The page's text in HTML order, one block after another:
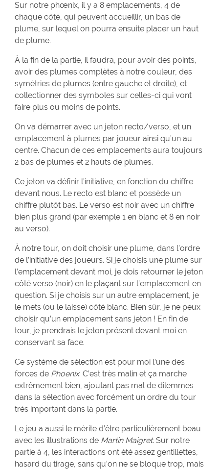
Sur notre phœnix, il y a 8 emplacements, 4 de
chaque côté, qui peuvent accueillir, un bas de
plume, sur lequel on pourra ensuite placer un haut
de plume.
À la fin de la partie, il faudra, pour avoir des points,
avoir des plumes complètes à notre couleur, des
symétries de plumes (entre gauche et droite), et
collectionner des symboles sur celles-ci qui vont
faire plus ou moins de points.
On va démarrer avec un jeton recto/verso, et un
emplacement à plumes par joueur ainsi qu’un au
centre. Chacun de ces emplacements aura toujours
2 bas de plumes et 2 hauts de plumes.
Ce jeton va définir l’initiative, en fonction du chiffre
devant nous. Le recto est blanc et possède un
chiffre plutôt bas. Le verso est noir avec un chiffre
bien plus grand (par exemple 1 en blanc et 8 en noir
au verso).
À notre tour, on doit choisir une plume, dans l’ordre
de l’initiative des joueurs. Si je choisis une plume sur
l’emplacement devant moi, je dois retourner le jeton
côté verso (noir) en le plaçant sur l’emplacement en
question. Si je choisis sur un autre emplacement, je
le mets (ou le laisse) côté blanc. Bien sûr, je ne peux
choisir qu’un emplacement sans jeton ! En fin de
tour, je prendrais le jeton présent devant moi en
conservant sa face.
Ce système de sélection est pour moi l’une des
forces de Phoenix. C’est très malin et ça marche
extrêmement bien, ajoutant pas mal de dilemmes
dans la sélection avec forcément un ordre du tour
très important dans la partie.
Le jeu a aussi le mérite d’être particulièrement beau
avec les illustrations de Martin Maigret. Sur notre
partie à 4, les interactions ont été assez gentillettes,
hasard du tirage, sans qu’on ne se bloque trop, mais